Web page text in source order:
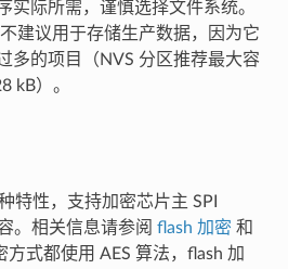
实际所需，谨慎选择文件系统。
建议用于存储生产数据，因为它
多的项目（NVS 分区推荐最大容
kB）。
特性，支持加密芯片主 SPI
。相关信息请参阅 flash 加密 和
方式都使用 AES 算法，flash 加